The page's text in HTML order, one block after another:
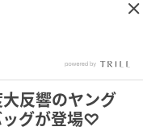
反響のヤング
ッグが登場♡